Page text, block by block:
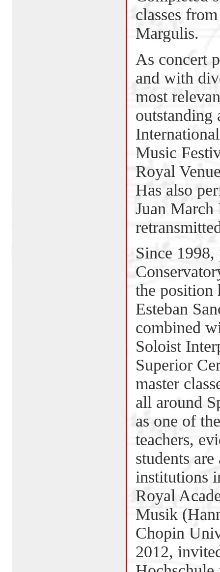
classes
Margulis.
As concert
and with
most
outstanding
Music
Royal
Has also
Juan
Since
the position
Esteban
combined
Soloist
Superior
master
all around
as one of
teachers,
students
institutions
Royal
Musik
Chopin
2012,